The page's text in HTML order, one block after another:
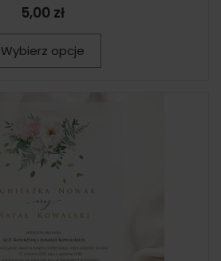
5,00 zł
Wybierz opcje